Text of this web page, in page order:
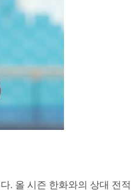
. 올 시즌 한화와의 상대 전적